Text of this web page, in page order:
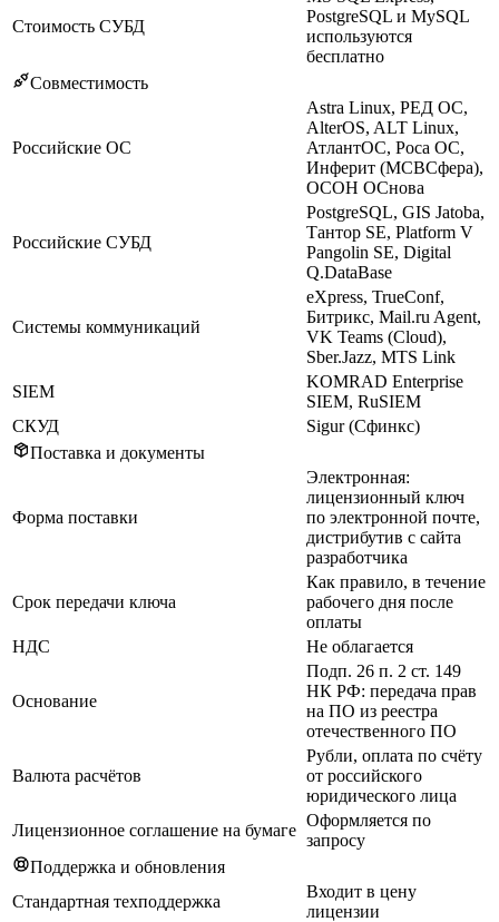
Стоимость СУБД
PostgreSQL и MySQL
используются
бесплатно
Совместимость
Российские ОС
Astra Linux, РЕД ОС,
AlterOS, ALT Linux,
АтлантОС, Роса ОС,
Инферит (МСВСфера),
ОСОН ОСнова
Российские СУБД
PostgreSQL, GIS Jatoba,
Тантор SE, Platform V
Pangolin SE, Digital
Q.DataBase
Системы коммуникаций
eXpress, TrueConf,
Битрикс, Mail.ru Agent,
VK Teams (Cloud),
Sber.Jazz, MTS Link
SIEM
KOMRAD Enterprise
SIEM, RuSIEM
СКУД
Sigur (Сфинкс)
Поставка и документы
Форма поставки
Электронная:
лицензионный ключ
по электронной почте,
дистрибутив с сайта
разработчика
Срок передачи ключа
Как правило, в течение
рабочего дня после
оплаты
НДС
Не облагается
Основание
Подп. 26 п. 2 ст. 149
НК РФ: передача прав
на ПО из реестра
отечественного ПО
Валюта расчётов
Рубли, оплата по счёту
от российского
юридического лица
Лицензионное соглашение на бумаге
Оформляется по
запросу
Поддержка и обновления
Стандартная техподдержка
Входит в цену
лицензии